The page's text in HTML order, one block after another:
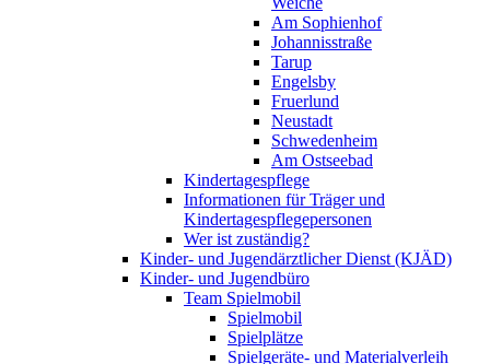
Am Sophienhof
Johannisstraße
Tarup
Engelsby
Fruerlund
Neustadt
Schwedenheim
Am Ostseebad
Kindertagespflege
Informationen für Träger und
Kindertagespflegepersonen
Wer ist zuständig?
Kinder- und Jugendärztlicher Dienst (KJÄD)
Kinder- und Jugendbüro
Team Spielmobil
Spielmobil
Spielplätze
Spielgeräte- und Materialverleih